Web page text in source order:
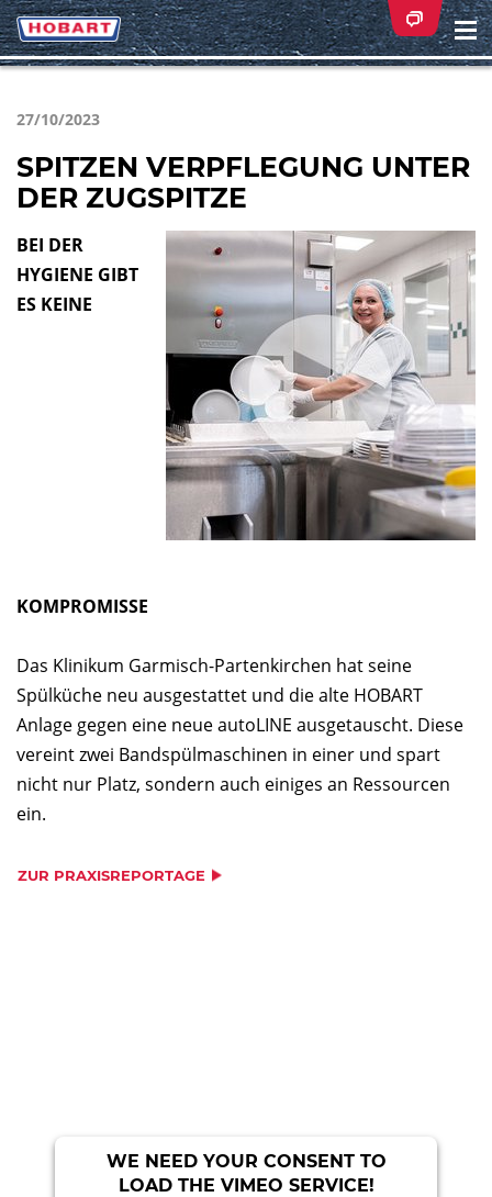
27/10/2023
SPITZEN VERPFLEGUNG UNTER
DER ZUGSPITZE
BEI DER
HYGIENE GIBT
ES KEINE
KOMPROMISSE
Das Klinikum Garmisch-Partenkirchen hat seine
Spülküche neu ausgestattet und die alte HOBART
Anlage gegen eine neue autoLINE ausgetauscht. Diese
vereint zwei Bandspülmaschinen in einer und spart
nicht nur Platz, sondern auch einiges an Ressourcen
ein.
ZUR PRAXISREPORTAGE
WE NEED YOUR CONSENT TO
LOAD THE VIMEO SERVICE!